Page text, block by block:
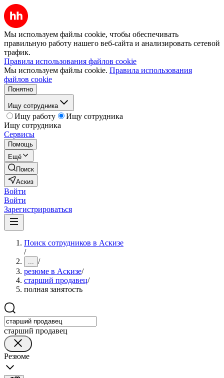
Мы используем файлы cookie, чтобы обеспечивать
правильную работу нашего веб-сайта и анализировать сетевой
трафик.
Правила использования файлов cookie
Мы используем файлы cookie. Правила использования
файлов cookie
Понятно
Ищу сотрудника
Ищу работу
Ищу сотрудника
Ищу сотрудника
Сервисы
Помощь
Ещё
Поиск
Аскиз
Войти
Войти
Зарегистрироваться
Поиск сотрудников в Аскизе
/
... /
резюме в Аскизе/
старший продавец/
полная занятость
старший продавец
Резюме